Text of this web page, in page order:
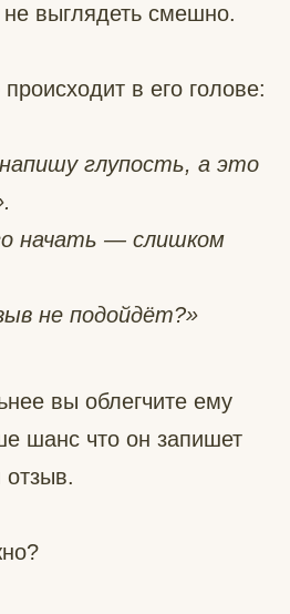
выглядеть смешно.
в его голове:
глупость, а это
начать — слишком
не подойдёт?»
вы облегчите ему
шанс что он запишет